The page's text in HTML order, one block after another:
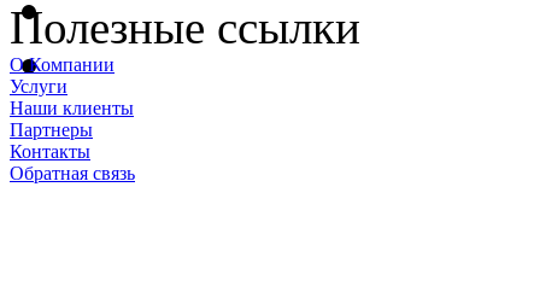
Полезные ссылки
О Компании
Услуги
Наши клиенты
Партнеры
Контакты
Обратная связь